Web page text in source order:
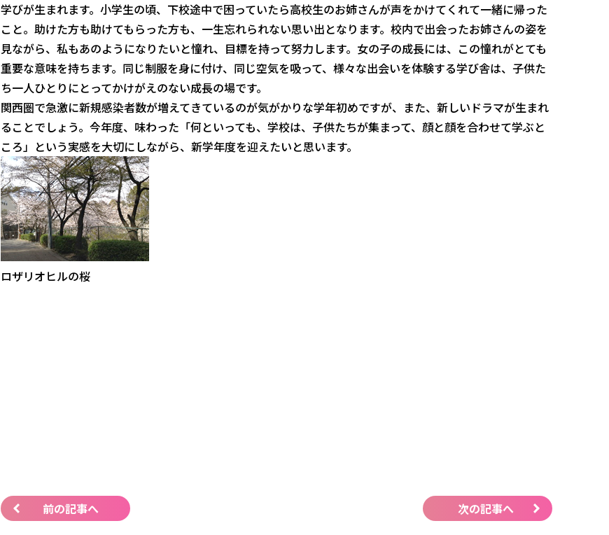
学びが生まれます。小学生の頃、下校途中で困っていたら高校生のお姉さんが声をかけてくれて一緒に帰った
こと。助けた方も助けてもらった方も、一生忘れられない思い出となります。校内で出会ったお姉さんの姿を
見ながら、私もあのようになりたいと憧れ、目標を持って努力します。女の子の成長には、この憧れがとても
重要な意味を持ちます。同じ制服を身に付け、同じ空気を吸って、様々な出会いを体験する学び舎は、子供た
ち一人ひとりにとってかけがえのない成長の場です。
関西圏で急激に新規感染者数が増えてきているのが気がかりな学年初めですが、また、新しいドラマが生まれ
ることでしょう。今年度、味わった「何といっても、学校は、子供たちが集まって、顔と顔を合わせて学ぶと
ころ」という実感を大切にしながら、新学年度を迎えたいと思います。
ロザリオヒルの桜
前の記事へ 次の記事へ